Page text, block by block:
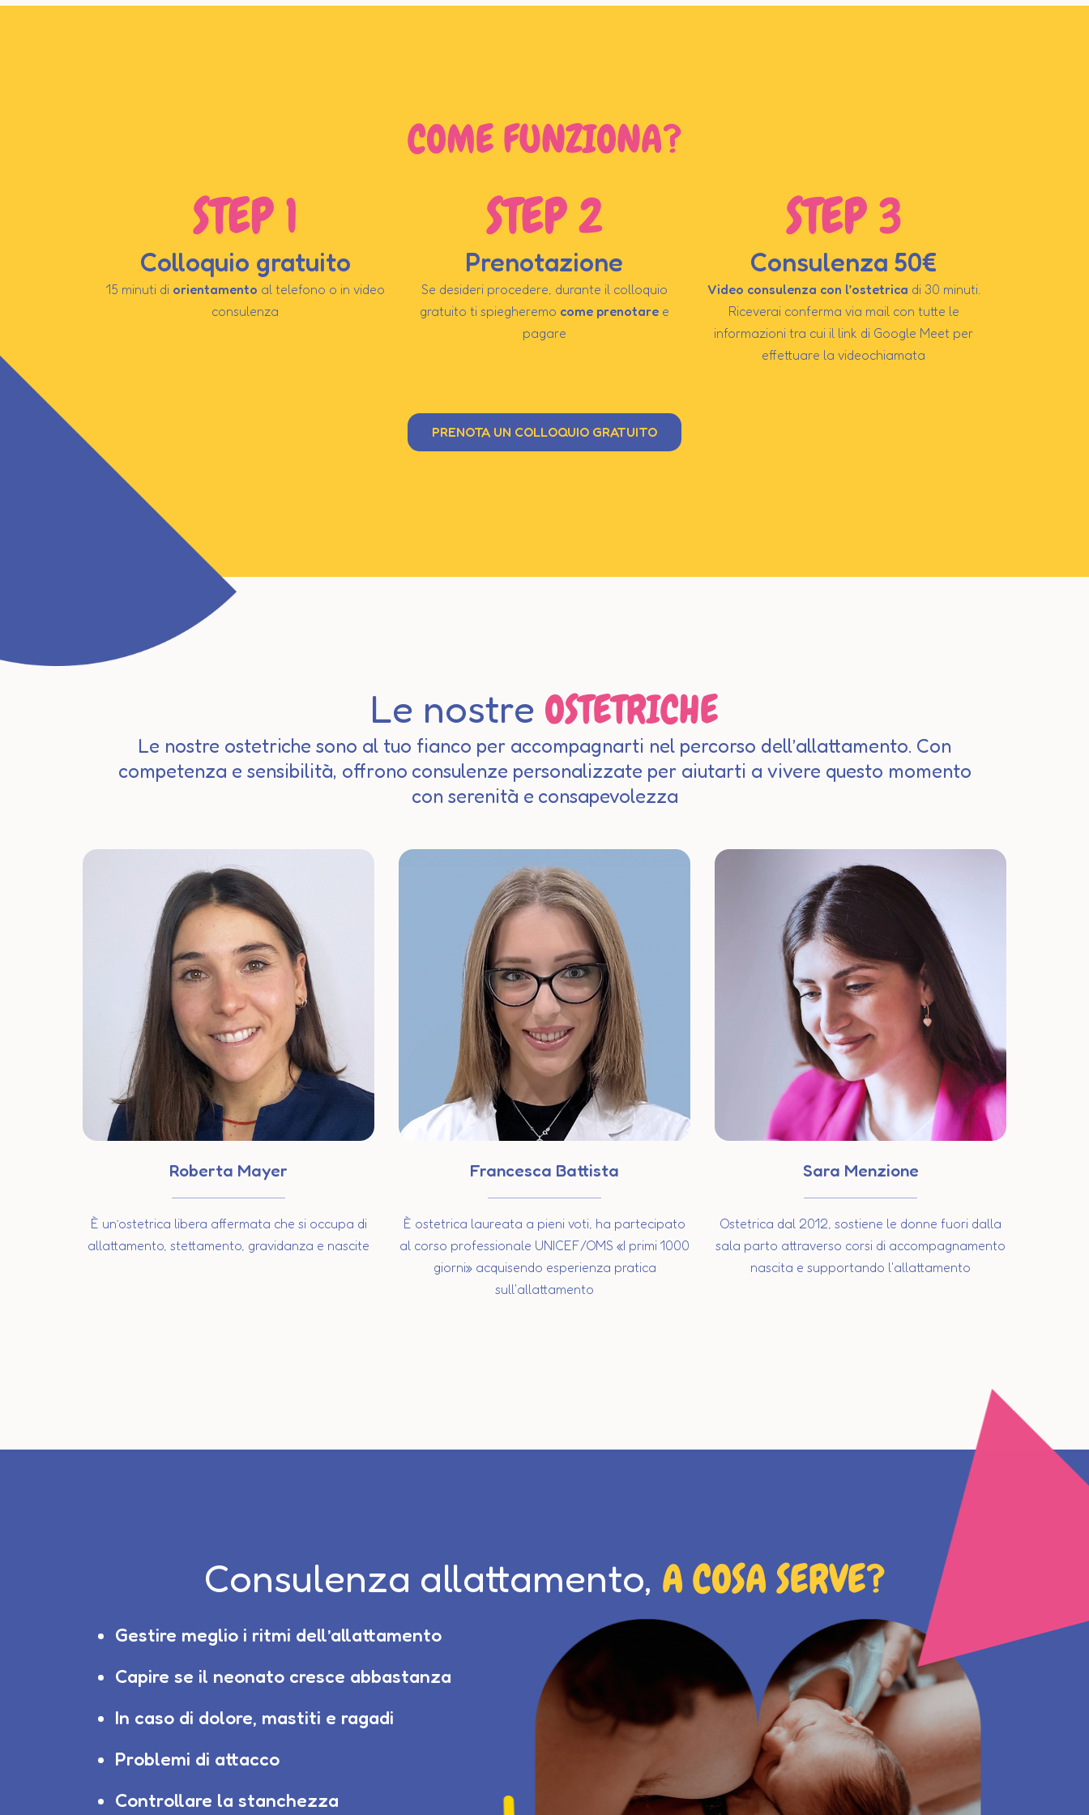
COME FUNZIONA?
STEP 1
Colloquio gratuito
15 minuti di orientamento al telefono o in video
consulenza
STEP 2
Prenotazione
Se desideri procedere, durante il colloquio
gratuito ti spiegheremo come prenotaree
pagare
STEP 3
Consulenza 50€
Video consulenza con l’ostetrica di 30 minuti.
Riceverai conferma via mail con tutte le
informazioni tra cui il link di Google Meet per
effettuare la videochiamata
PRENOTA UN COLLOQUIO GRATUITO
Le nostre OSTETRICHE
Le nostre ostetriche sono al tuo fianco per accompagnarti nel percorso dell’allattamento. Con
competenza e sensibilità, offrono consulenze personalizzate per aiutarti a vivere questo momento
con serenità e consapevolezza
Roberta Mayer
È un’ostetrica libera affermata che si occupa di
allattamento, stettamento, gravidanza e nascite
Francesca Battista
È ostetrica laureata a pieni voti, ha partecipato
al corso professionale UNICEF/OMS «I primi 1000
giorni» acquisendo esperienza pratica
sull'allattamento
Sara Menzione
Ostetrica dal 2012, sostiene le donne fuori dalla
sala parto attraverso corsi di accompagnamento
nascita e supportando l'allattamento
Consulenza allattamento, A COSA SERVE?
Gestire meglio i ritmi dell’allattamento
Capire se il neonato cresce abbastanza
In caso di dolore, mastiti e ragadi
Problemi di attacco
Controllare la stanchezza